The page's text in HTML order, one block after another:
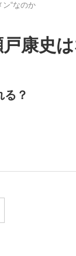
「クマが悪者
る
る
ン“なのか
戸康史
？